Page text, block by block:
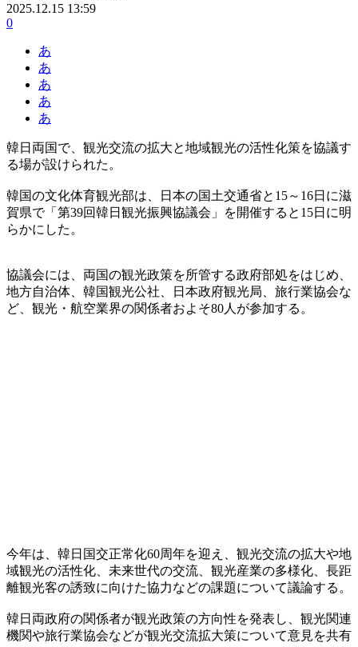
2025.12.15 13:59
0
あ
あ
あ
あ
あ
韓日両国で、観光交流の拡大と地域観光の活性化策を協議す
る場が設けられた。
韓国の文化体育観光部は、日本の国土交通省と15～16日に滋
賀県で「第39回韓日観光振興協議会」を開催すると15日に明
らかにした。
協議会には、両国の観光政策を所管する政府部処をはじめ、
地方自治体、韓国観光公社、日本政府観光局、旅行業協会な
ど、観光・航空業界の関係者およそ80人が参加する。
今年は、韓日国交正常化60周年を迎え、観光交流の拡大や地
域観光の活性化、未来世代の交流、観光産業の多様化、長距
離観光客の誘致に向けた協力などの課題について議論する。
韓日両政府の関係者が観光政策の方向性を発表し、観光関連
機関や旅行業協会などが観光交流拡大策について意見を共有